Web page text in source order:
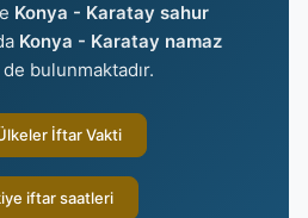
Konya - Karatay sahur
Konya - Karatay namaz
de bulunmaktadır.
İftar Vakti
iftar saatleri